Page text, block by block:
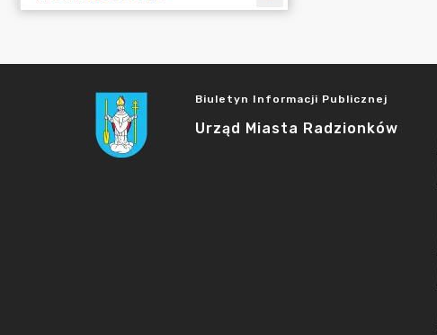
Biuletyn Informacji Publicznej
Urząd Miasta Radzionków